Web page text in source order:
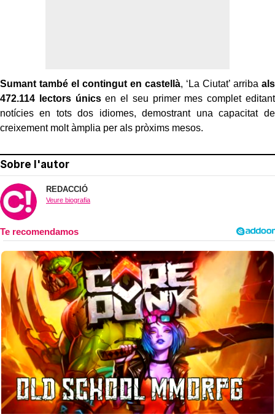
Sumant també el contingut en castellà, ‘La Ciutat’ arriba als
472.114 lectors únicsen el seu primer mes complet editant
notícies en tots dos idiomes, demostrant una capacitat de
creixement molt àmplia per als pròxims mesos.
Sobre l'autor
REDACCIÓ
Veure biografia